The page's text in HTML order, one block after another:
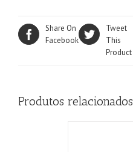
Share On
Facebook
Tweet
This
Product
Produtos relacionados